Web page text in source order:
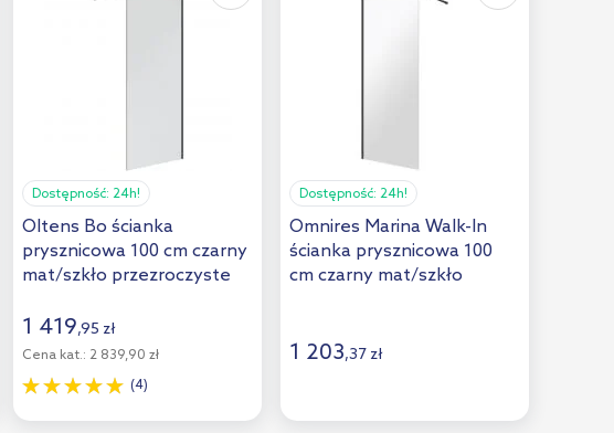
Dostępność: 24h!
Oltens Bo ścianka
prysznicowa 100 cm czarny
mat/szkło przezroczyste
1 419,95 zł
Cena kat.: 2 839,90 zł
(4)
Dostępność: 24h!
Omnires Marina Walk-In
ścianka prysznicowa 100
cm czarny mat/szkło
1 203,37 zł